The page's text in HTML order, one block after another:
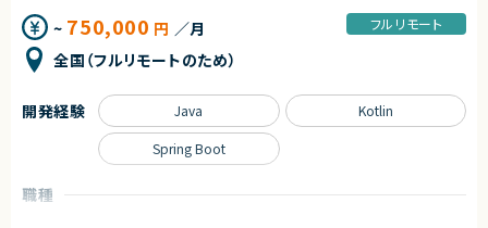
います。
提供しているサービスは、機能性やユーザー体験の評価が高く、国内のみな
らず海外からも注目され、グローバルに利用が拡大しています。
独自技術・特許を活用した他社にはない機能群
明確な差別化による高い市場競争力
大手企業から成長企業まで、幅広い業種での導入実績（数万社規模）
プロダクトとしての評価と実績がすでに確立されており、今後のスケールに
おいても大きな成長余地を持っています。
・サービスの安定運用・障害対応・パフォーマンス改善
・技術選定および開発プロセス改善
■担当工程
求めるスキル
・JavaまたはKotlin（Spring Boot）によるWebサービス開発経験（5年以
・AWS/GCP等クラウド環境での設計・構築・運用経験
~ 750,000 円 ／月
全国（フルリモートのため）
フルリモート
職種
開発経験 Java Kotlin
Spring Boot